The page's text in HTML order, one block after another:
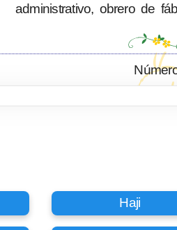
administrativo, obrero de
Haji